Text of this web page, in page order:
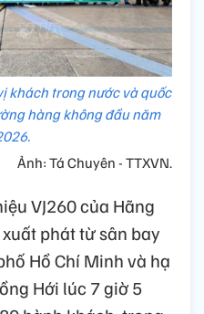
khách trong nước và quốc
hàng không đầu năm
Ảnh: Tá Chuyên - TTXVN.
VJ260 của Hãng
phát từ sân bay
Hồ Chí Minh và hạ
Hới lúc 7 giờ 5